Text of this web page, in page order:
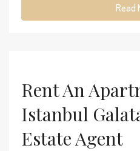
Read
Rent An
Istanbul
Estate Agent